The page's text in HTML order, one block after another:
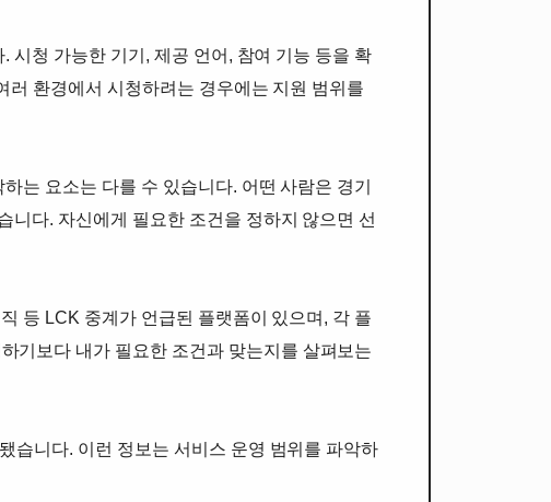
시청 가능한 기기, 제공 언어, 참여 기능 등을 확
러 환경에서 시청하려는 경우에는 지원 범위를
는 요소는 다를 수 있습니다. 어떤 사람은 경기
니다. 자신에게 필요한 조건을 정하지 않으면 선
등 LCK 중계가 언급된 플랫폼이 있으며, 각 플
기보다 내가 필요한 조건과 맞는지를 살펴보는
습니다. 이런 정보는 서비스 운영 범위를 파악하